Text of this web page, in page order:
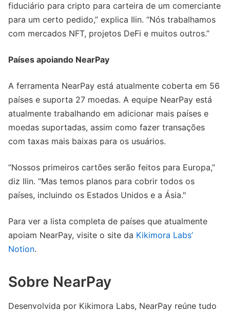
fiduciário para cripto para carteira de um comerciante
para um certo pedido,” explica Ilin. “Nós trabalhamos
com mercados NFT, projetos DeFi e muitos outros.”
Países apoiando NearPay
A ferramenta NearPay está atualmente coberta em 56
países e suporta 27 moedas. A equipe NearPay está
atualmente trabalhando em adicionar mais países e
moedas suportadas, assim como fazer transações
com taxas mais baixas para os usuários.
“Nossos primeiros cartões serão feitos para Europa,”
diz Ilin. “Mas temos planos para cobrir todos os
países, incluindo os Estados Unidos e a Ásia."
Para ver a lista completa de países que atualmente
apoiam NearPay, visite o site da Kikimora Labs’
Notion.
Sobre NearPay
Desenvolvida por Kikimora Labs, NearPay reúne tudo